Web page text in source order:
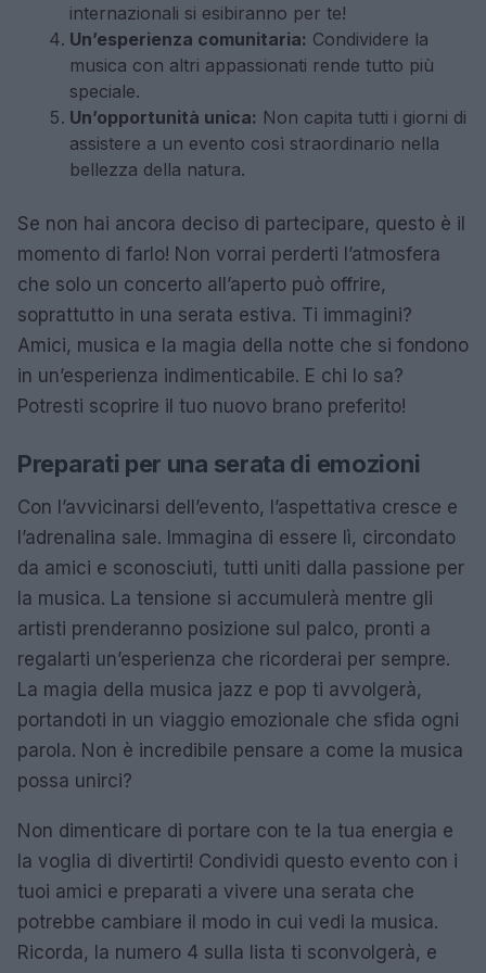
internazionali si esibiranno per te!
Un’esperienza comunitaria: Condividere la
musica con altri appassionati rende tutto più
speciale.
Un’opportunità unica: Non capita tutti i giorni di
assistere a un evento così straordinario nella
bellezza della natura.
Se non hai ancora deciso di partecipare, questo è il
momento di farlo! Non vorrai perderti l’atmosfera
che solo un concerto all’aperto può offrire,
soprattutto in una serata estiva. Ti immagini?
Amici, musica e la magia della notte che si fondono
in un’esperienza indimenticabile. E chi lo sa?
Potresti scoprire il tuo nuovo brano preferito!
Preparati per una serata di emozioni
Con l’avvicinarsi dell’evento, l’aspettativa cresce e
l’adrenalina sale. Immagina di essere lì, circondato
da amici e sconosciuti, tutti uniti dalla passione per
la musica. La tensione si accumulerà mentre gli
artisti prenderanno posizione sul palco, pronti a
regalarti un’esperienza che ricorderai per sempre.
La magia della musica jazz e pop ti avvolgerà,
portandoti in un viaggio emozionale che sfida ogni
parola. Non è incredibile pensare a come la musica
possa unirci?
Non dimenticare di portare con te la tua energia e
la voglia di divertirti! Condividi questo evento con i
tuoi amici e preparati a vivere una serata che
potrebbe cambiare il modo in cui vedi la musica.
Ricorda, la numero 4 sulla lista ti sconvolgerà, e